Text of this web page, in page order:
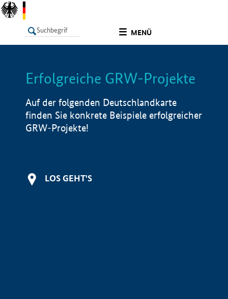
MENÜ
LISTE Info
Erfolgreiche GRW-Projekte
Auf der folgenden Deutschlandkarte
finden Sie konkrete Beispiele erfolgreicher
GRW-Projekte!
LOS GEHT'S